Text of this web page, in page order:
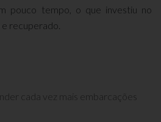
pouco tempo, o que investiu no
recuperado.
cada vez mais embarcações